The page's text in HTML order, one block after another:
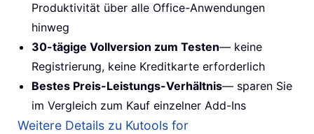
Produktivität über alle Office-Anwendungen
hinweg
30-tägige Vollversion zum Testen— keine
Registrierung, keine Kreditkarte erforderlich
Bestes Preis-Leistungs-Verhältnis— sparen Sie
im Vergleich zum Kauf einzelner Add-Ins
Weitere Details zu Kutools for